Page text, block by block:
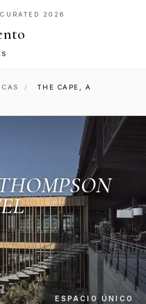
2026
/
THE CAPE, A
ESPACIO ÚNICO